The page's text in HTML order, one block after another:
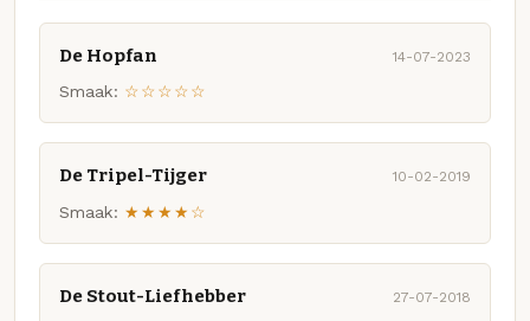
De Hopfan 14-07-2023
Smaak: ☆☆☆☆☆
De Tripel-Tijger 10-02-2019
Smaak: ★★★★☆
De Stout-Liefhebber 27-07-2018